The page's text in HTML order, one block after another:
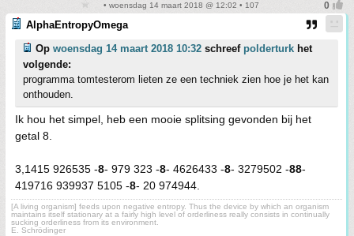
• woensdag 14 maart 2018 @ 12:02 • 107
AlphaEntropyOmega
Op woensdag 14 maart 2018 10:32 schreef polderturk het
volgende:
programma tomtesterom lieten ze een techniek zien hoe je het kan
onthouden.
Ik hou het simpel, heb een mooie splitsing gevonden bij het
getal 8.
3,1415 926535 -8- 979 323 -8- 4626433 -8- 3279502 -88-
419716 939937 5105 -8- 20 974944.
[A living organism] feeds upon negative entropy. Thus the device by which an organism
maintains itself stationary at a fairly high level of orderliness really consists in continually
sucking orderliness from its environment.
E. Schrödinger